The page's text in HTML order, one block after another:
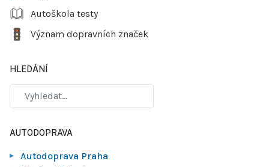
Autoškola testy
Význam dopravních značek
HLEDÁNÍ
AUTODOPRAVA
Autodoprava Praha